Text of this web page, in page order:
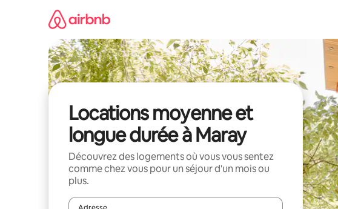
Locations moyenne et
longue durée à Maray
Découvrez des logements où vous vous sentez
comme chez vous pour un séjour d'un mois ou
plus.